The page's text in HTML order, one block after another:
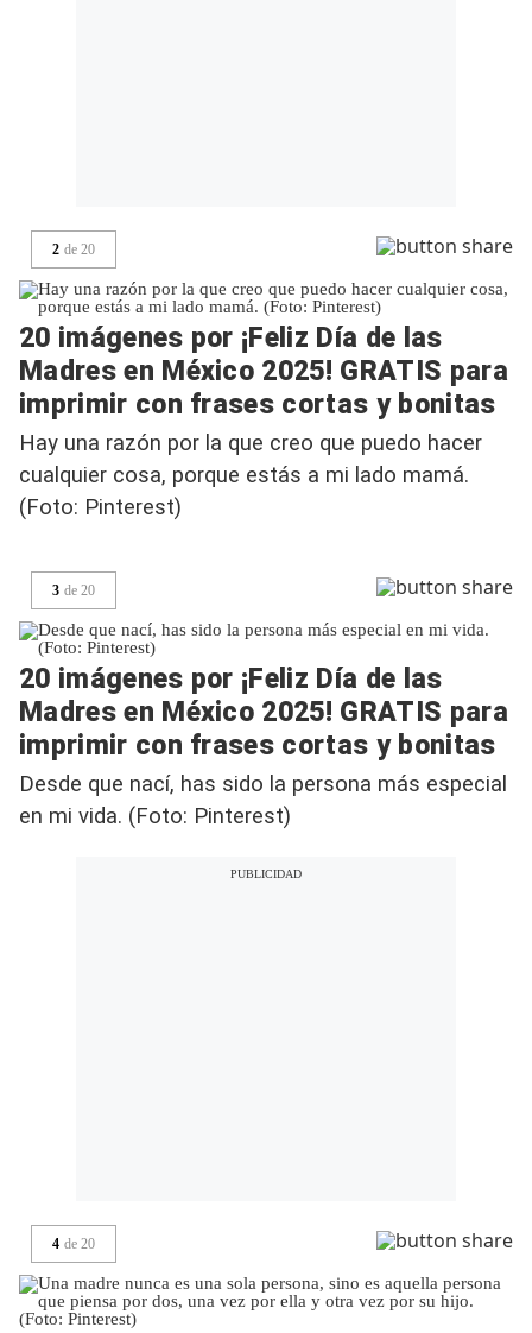
2 de 20
20 imágenes por ¡Feliz Día de las
Madres en México 2025! GRATIS para
imprimir con frases cortas y bonitas
Hay una razón por la que creo que puedo hacer
cualquier cosa, porque estás a mi lado mamá.
(Foto: Pinterest)
3 de 20
20 imágenes por ¡Feliz Día de las
Madres en México 2025! GRATIS para
imprimir con frases cortas y bonitas
Desde que nací, has sido la persona más especial
en mi vida. (Foto: Pinterest)
4 de 20